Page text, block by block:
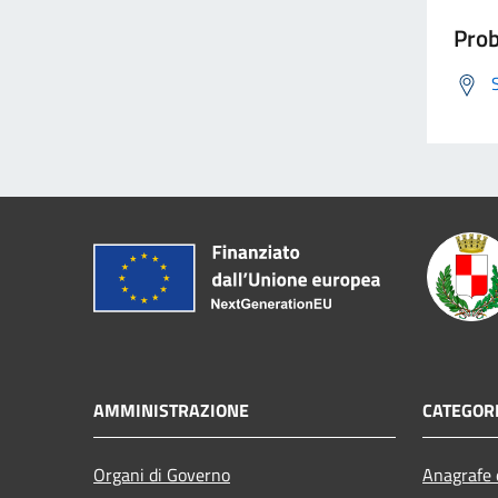
AMMINISTRAZIONE
Organi di Governo